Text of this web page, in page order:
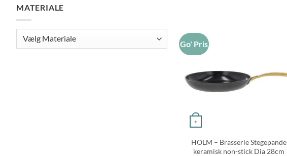
MATERIALE
Go' Pris
+
HOLM – Brasserie Stegepande
keramisk non-stick Dia 28cm